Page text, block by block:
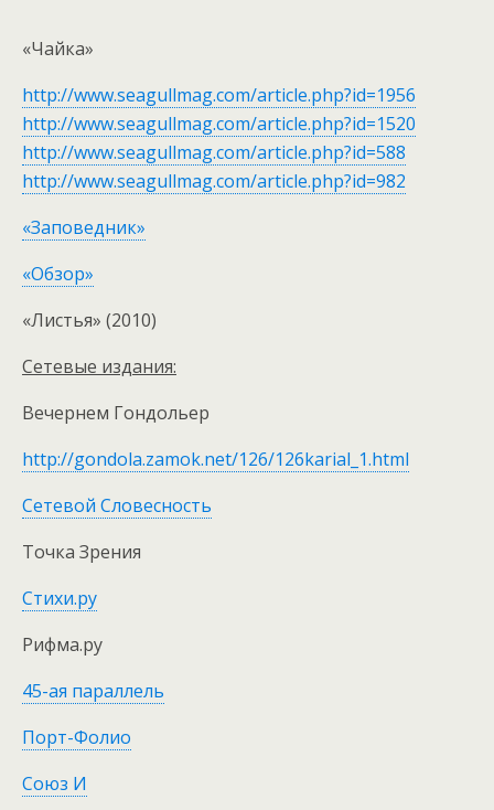
«Чайка»
http://www.seagullmag.com/article.php?id=1956
http://www.seagullmag.com/article.php?id=1520
http://www.seagullmag.com/article.php?id=588
http://www.seagullmag.com/article.php?id=982
«Заповедник»
«Обзор»
«Листья» (2010)
Сетевые издания:
Вечернем Гондольер
http://gondola.zamok.net/126/126karial_1.html
Сетевой Словесность
Точка Зрения
Стихи.ру
Рифма.ру
45-ая параллель
Порт-Фолио
Союз И